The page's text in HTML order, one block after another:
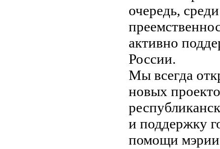
очередь,
активно
России.
Мы всегда
новых
и поддержку
помощи мэрии